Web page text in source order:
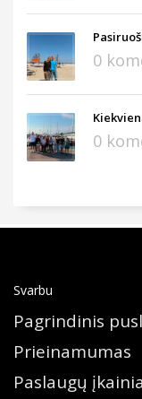
0
0
Svarbu
Pagrindinis
Prieinamumas
Paslaugų